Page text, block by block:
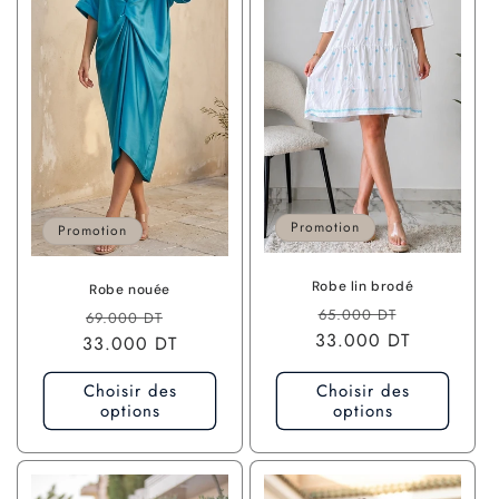
l
l
o
n
n
e
l
Promotion
Robe nouée
P
r
i
x
h
a
b
69.000 DT
r
i
x
p
r
o
33.000 DT
Choisir des
options
Promotion
Robe lin brodé
P
r
i
x
a
b
65.000 DT
r
i
x
r
o
33.000 DT
Choisir des
options